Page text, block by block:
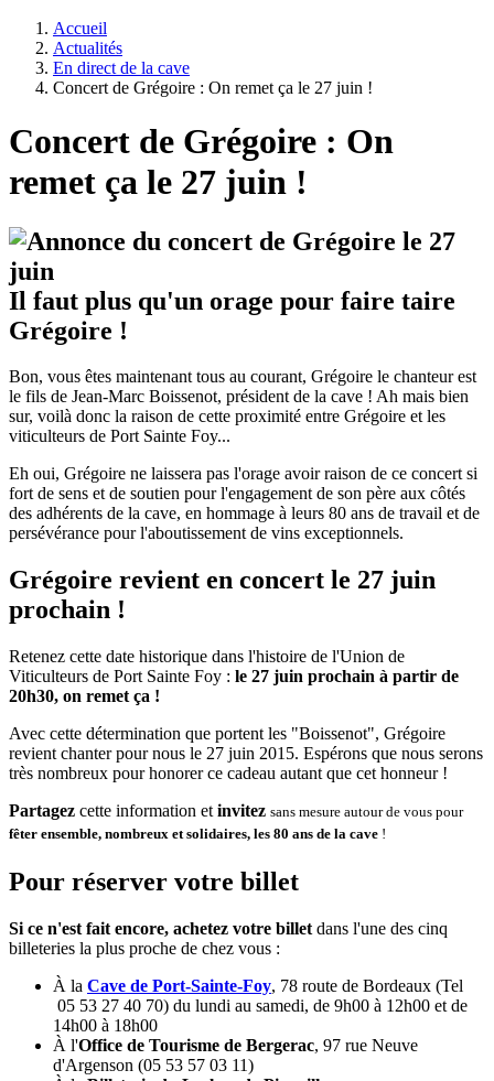
Accueil
Actualités
En direct de la cave
Concert de Grégoire : On remet ça le 27 juin !
Concert de Grégoire : On
remet ça le 27 juin !
Il faut plus qu'un orage pour faire taire
Grégoire !
Bon, vous êtes maintenant tous au courant, Grégoire le chanteur est
le fils de Jean-Marc Boissenot, président de la cave ! Ah mais bien
sur, voilà donc la raison de cette proximité entre Grégoire et les
viticulteurs de Port Sainte Foy...
Eh oui, Grégoire ne laissera pas l'orage avoir raison de ce concert si
fort de sens et de soutien pour l'engagement de son père aux côtés
des adhérents de la cave, en hommage à leurs 80 ans de travail et de
persévérance pour l'aboutissement de vins exceptionnels.
Grégoire revient en concert le 27 juin
prochain !
Retenez cette date historique dans l'histoire de l'Union de
Viticulteurs de Port Sainte Foy : le 27 juin prochain à partir de
20h30, on remet ça !
Avec cette détermination que portent les "Boissenot", Grégoire
revient chanter pour nous le 27 juin 2015. Espérons que nous serons
très nombreux pour honorer ce cadeau autant que cet honneur !
Partagez cette information et invitez sans mesure autour de vous pour
fêter ensemble, nombreux et solidaires, les 80 ans de la cave !
Pour réserver votre billet
Si ce n'est fait encore, achetez votre billet dans l'une des cinq
billeteries la plus proche de chez vous :
À la Cave de Port-Sainte-Foy, 78 route de Bordeaux (Tel
05 53 27 40 70) du lundi au samedi, de 9h00 à 12h00 et de
14h00 à 18h00
À l'Office de Tourisme de Bergerac, 97 rue Neuve
d'Argenson (05 53 57 03 11)